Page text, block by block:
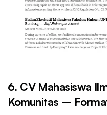
6. CV Mahasiswa
Komunitas –